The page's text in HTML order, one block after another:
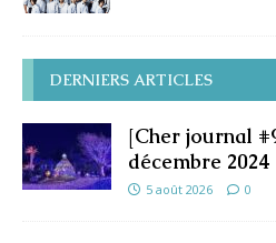
DERNIERS ARTICLES
[Cher journal
décembre 2024
5 août 2026 0